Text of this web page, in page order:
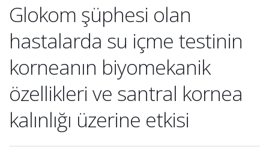
Glokom şüphesi olan
hastalarda su içme testinin
korneanın biyomekanik
özellikleri ve santral kornea
kalınlığı üzerine etkisi